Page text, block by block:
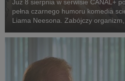
Już 8 sierpnia w serwisie CANAL+
pełna czarnego humoru komedia
Liama Neesona. Zabójczy
nadzieją ludzkości staje się dwoje